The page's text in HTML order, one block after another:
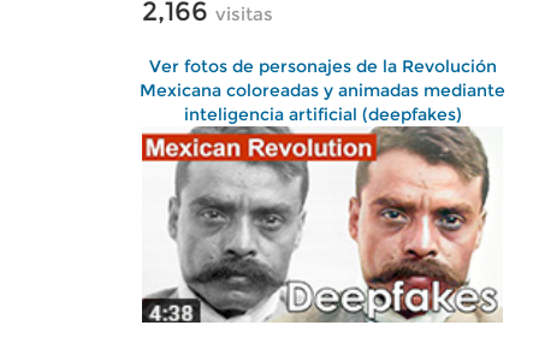
2,166 visitas
Ver fotos de personajes de la Revolución
Mexicana coloreadas y animadas mediante
inteligencia artificial (deepfakes)